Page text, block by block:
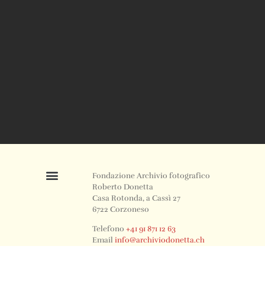
Fondazione Archivio fotografico
Roberto Donetta
Casa Rotonda, a Cassì 27
6722 Corzoneso
Telefono+41 91 871 12 63
Emailinfo@archiviodonetta.ch